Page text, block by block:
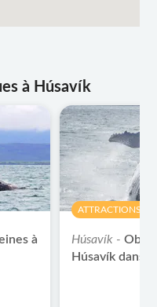
à Húsavík
à
ATTRACTIONS
Húsavík -
Húsavík dans